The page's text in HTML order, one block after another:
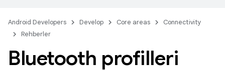
Android Developers Develop Core areas
Connectivity
Rehberler
Bluetooth profilleri